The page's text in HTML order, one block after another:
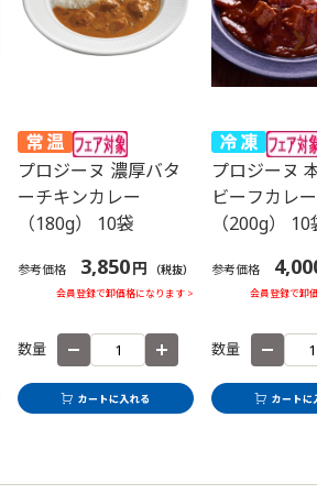
プロジーヌ 濃厚バタ
ーチキンカレー
（180g） 10袋
参考価格 3,850円 （税抜）
会員登録で卸価格になります >
数量
プロジーヌ
ビーフカレ
（200g） 10
参考価格
会員登録で卸
数量